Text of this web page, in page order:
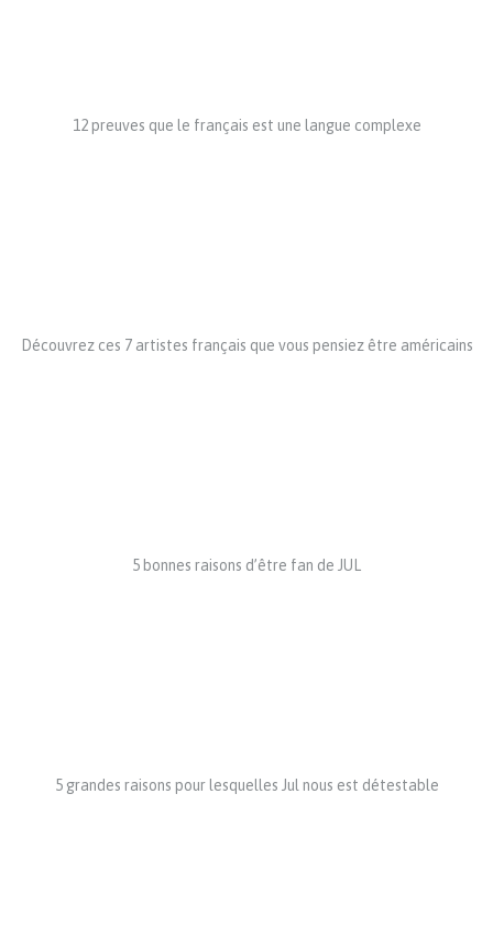
12 preuves que le français est une langue complexe
Découvrez ces 7 artistes français que vous pensiez être américains
5 bonnes raisons d’être fan de JUL
5 grandes raisons pour lesquelles Jul nous est détestable